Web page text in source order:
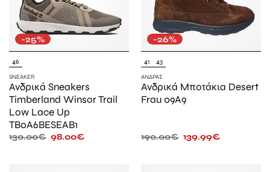
-25%
46
SNEAKER
Ανδρικά Sneakers
Timberland Winsor Trail
Low Lace Up
TB0A6BESEAB1
130.00€ 98.00€
-26%
41 43
ΆΝΔΡΑΣ
Ανδρικά Μποτάκια Desert
Frau 09A9
190.00€ 139.99€